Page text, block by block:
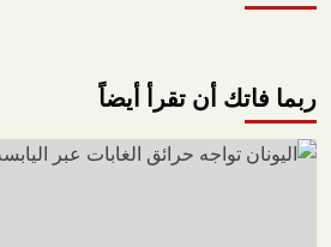
ربما فاتك أن تقرأ أيضاً